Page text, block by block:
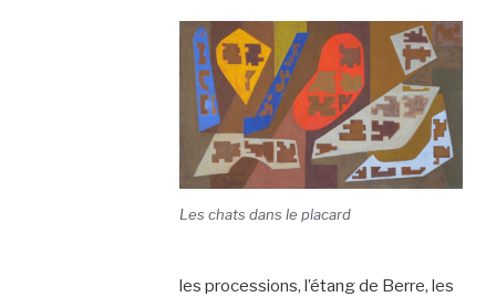
Les chats dans le placard
les processions, l’étang de Berre, les